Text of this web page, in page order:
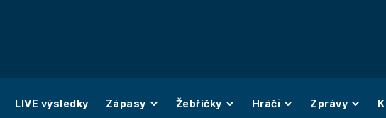
LIVE výsledky Zápasy Žebříčky Hráči Zprávy